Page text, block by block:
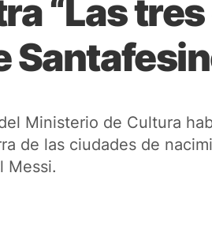
“Las
Ministerio de Cultura
de las ciudades de
Messi.